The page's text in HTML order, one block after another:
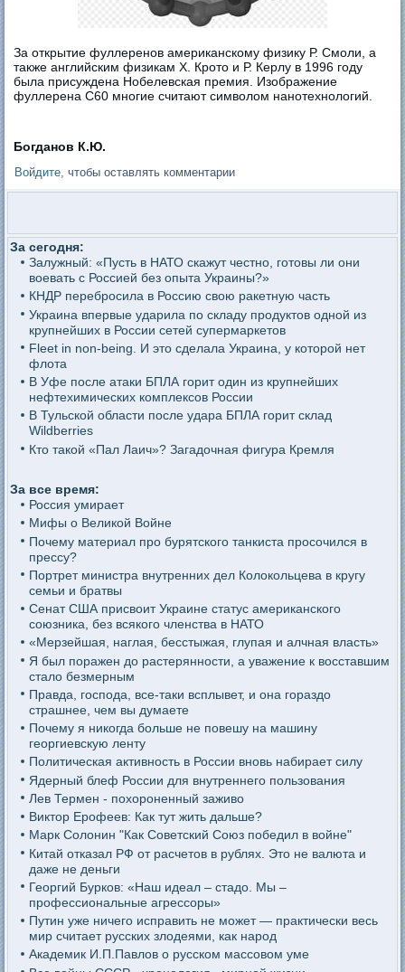
За открытие фуллеренов американскому физику Р. Смоли, а
также английским физикам Х. Крото и Р. Керлу в 1996 году
была присуждена Нобелевская премия. Изображение
фуллерена C60 многие считают символом нанотехнологий.
Богданов К.Ю.
Войдите, чтобы оставлять комментарии
За сегодня:
Залужный: «Пусть в НАТО скажут честно, готовы ли они
воевать с Россией без опыта Украины?»
КНДР перебросила в Россию свою ракетную часть
Украина впервые ударила по складу продуктов одной из
крупнейших в России сетей супермаркетов
Fleet in non-being. И это сделала Украина, у которой нет
флота
В Уфе после атаки БПЛА горит один из крупнейших
нефтехимических комплексов России
В Тульской области после удара БПЛА горит склад
Wildberries
Кто такой «Пал Лаич»? Загадочная фигура Кремля
За все время:
Россия умирает
Мифы о Великой Войне
Почему материал про бурятского танкиста просочился в
прессу?
Портрет министра внутренних дел Колокольцева в кругу
семьи и братвы
Сенат США присвоит Украине статус американского
союзника, без всякого членства в НАТО
«Мерзейшая, наглая, бесстыжая, глупая и алчная власть»
Я был поражен до растерянности, а уважение к восставшим
стало безмерным
Правда, господа, все-таки всплывет, и она гораздо
страшнее, чем вы думаете
Почему я никогда больше не повешу на машину
георгиевскую ленту
Политическая активность в России вновь набирает силу
Ядерный блеф России для внутреннего пользования
Лев Термен - похороненный заживо
Виктор Ерофеев: Как тут жить дальше?
Марк Солонин "Как Советский Союз победил в войне"
Китай отказал РФ от расчетов в рублях. Это не валюта и
даже не деньги
Георгий Бурков: «Наш идеал – стадо. Мы –
профессиональные агрессоры»
Путин уже ничего исправить не может — практически весь
мир считает русских злодеями, как народ
Академик И.П.Павлов о русском массовом уме